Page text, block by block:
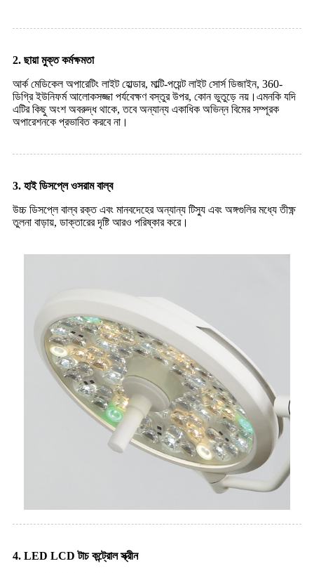
2. ছায়া মুক্ত কর্মক্ষমতা
আর্ক মেডিকেল অপারেটিং লাইট হোল্ডার, মাল্টি-পয়েন্ট লাইট সোর্স ডিজাইন, 360-
ডিগ্রি ইউনিফর্ম আলোকসজ্জা পর্যবেক্ষণ বস্তুর উপর, কোন ভুতুড়ে নয়।এমনকি যদি
এটির কিছু অংশ অবরুদ্ধ থাকে, তবে অন্যান্য একাধিক অভিন্ন বিমের সম্পূরক
অপারেশনকে প্রভাবিত করবে না।
3. হাই ডিসপ্লে ওসরাম বাল্ব
উচ্চ ডিসপ্লে বাল্ব রক্ত ​​এবং মানবদেহের অন্যান্য টিস্যু এবং অঙ্গগুলির মধ্যে তীক্ষ্ণ
তুলনা বাড়ায়, ডাক্তারের দৃষ্টি আরও পরিষ্কার করে।
4. LED LCD টাচ কন্ট্রোল স্ক্রীন